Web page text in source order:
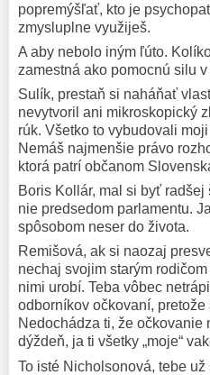
popremýšľať, kto je
zmysluplne využiješ.
A aby nebolo iným ľúto.
zamestná ako pomocnú silu
Sulík, prestaň si naháňať
nevytvoril ani mikroskopický
rúk. Všetko to vybudovali
Nemáš najmenšie právo
ktorá patrí občanom
Boris Kollár, mal si byť
nie predsedom parlamentu.
spôsobom neser do života.
Remišová, ak si naozaj
nechaj svojim starým
nimi urobí. Teba vôbec
odborníkov očkovaní,
Nedochádza ti, že
dýždeň, ja ti všetky „moje“
To isté Nicholsonová, tebe už